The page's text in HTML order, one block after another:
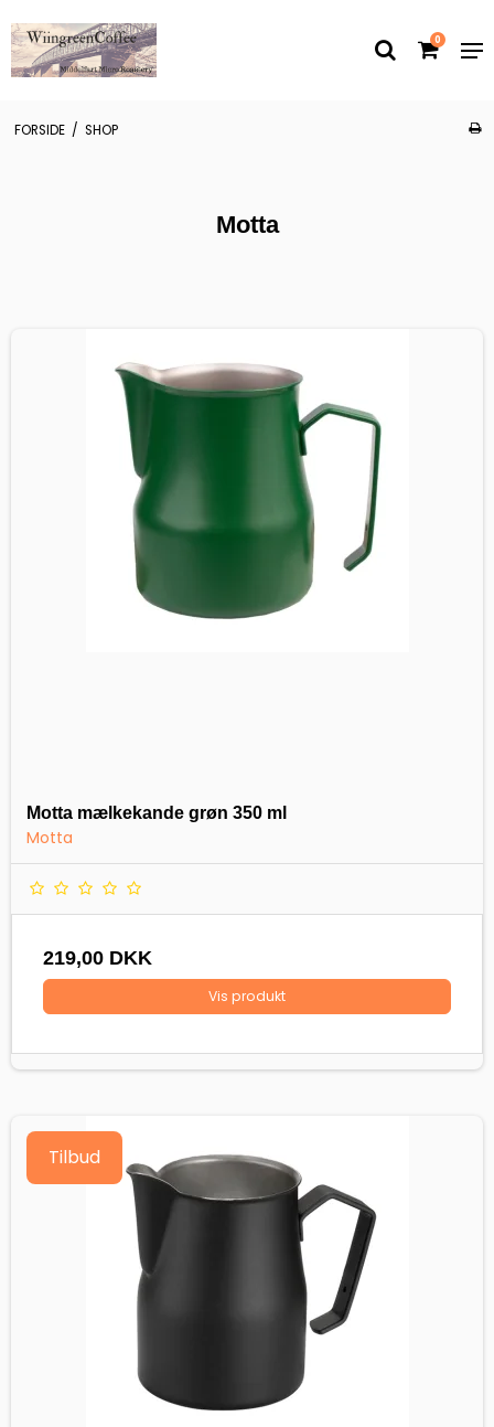
0
FORSIDE / SHOP
Motta
Motta mælkekande grøn 350 ml
Motta
219,00 DKK
Vis produkt
Tilbud